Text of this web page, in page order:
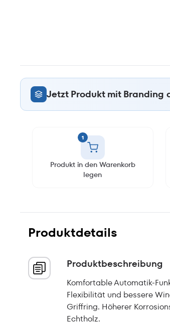
Jetzt Produkt mit Branding
1
Produkt in den Warenkorb
legen
Produktdetails
Produktbeschreibung
Komfortable Automatik-
Flexibilität und bessere
Griffring. Höherer
Echtholz.